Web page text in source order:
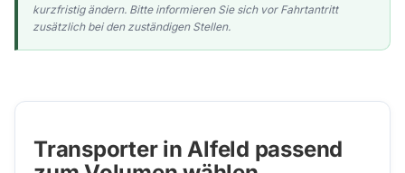
kurzfristig ändern. Bitte informieren Sie sich vor Fahrtantritt
zusätzlich bei den zuständigen Stellen.
Transporter in Alfeld passend